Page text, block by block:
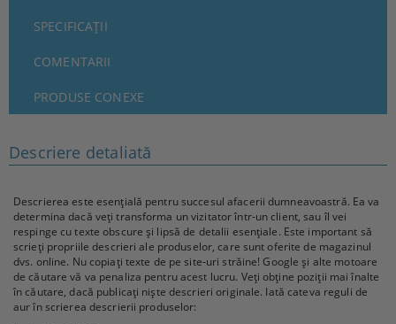
SPECIFICAȚII
COMENTARII
PRODUSE CONEXE
Descriere detaliată
Descrierea este esențială pentru succesul afacerii dumneavoastră. Ea va
determina dacă veți transforma un vizitator într-un client, sau îl vei
respinge cu texte obscure și lipsă de detalii esențiale. Este important să
scrieți propriile descrieri ale produselor, care sunt oferite de magazinul
dvs. online. Nu copiați texte de pe site-uri străine! Google și alte motoare
de căutare vă va penaliza pentru acest lucru. Veți obține poziții mai înalte
în căutare, dacă publicați niște descrieri originale. Iată cateva reguli de
aur în scrierea descrierii produselor: